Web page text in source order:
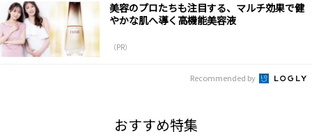
美容のプロたちも注目する、マルチ効果で健
やかな肌へ導く高機能美容液
（PR）
Recommended by
おすすめ特集